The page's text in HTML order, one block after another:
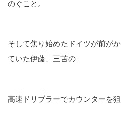
のぐこと。
そして焦り始めたドイツが前が
ていた伊藤、三苫の
高速ドリブラーでカウンターを狙